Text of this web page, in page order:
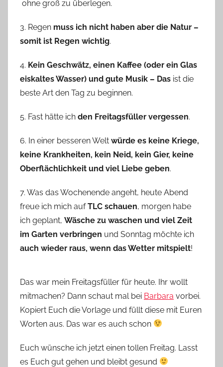
ohne groß zu überlegen.
3. Regen muss ich nicht haben aber die Natur –
somit ist Regen wichtig.
4. Kein Geschwätz, einen Kaffee (oder ein Glas
eiskaltes Wasser) und gute Musik – Das ist die
beste Art den Tag zu beginnen.
5. Fast hätte ich den Freitagsfüller vergessen.
6. In einer besseren Welt würde es keine Kriege,
keine Krankheiten, kein Neid, kein Gier, keine
Oberflächlichkeit und viel Liebe geben.
7. Was das Wochenende angeht, heute Abend
freue ich mich aufTLC schauen, morgen habe
ich geplant, Wäsche zu waschen und viel Zeit
im Garten verbringen und Sonntag möchte ich
auch wieder raus, wenn das Wetter mitspielt!
Das war mein Freitagsfüller für heute. Ihr wollt
mitmachen? Dann schaut mal bei Barbara vorbei.
Kopiert Euch die Vorlage und füllt diese mit Euren
Worten aus. Das war es auch schon
Euch wünsche ich jetzt einen tollen Freitag. Lasst
es Euch gut gehen und bleibt gesund